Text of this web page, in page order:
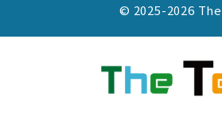
© 2025-2026